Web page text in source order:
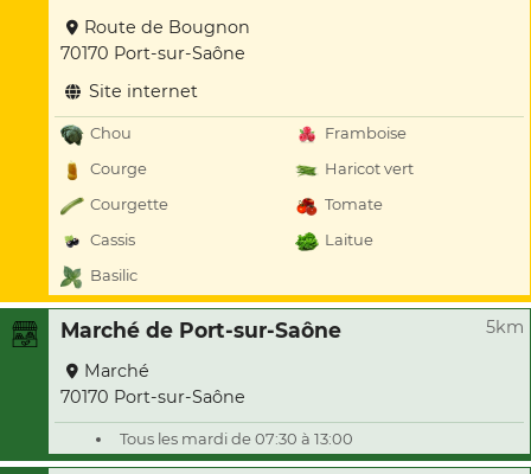
Route de Bougnon
70170 Port-sur-Saône
Site internet
Chou
Framboise
Courge
Haricot vert
Courgette
Tomate
Cassis
Laitue
Basilic
Marché de Port-sur-Saône 5km
Marché
70170 Port-sur-Saône
Tous les mardi de 07:30 à 13:00